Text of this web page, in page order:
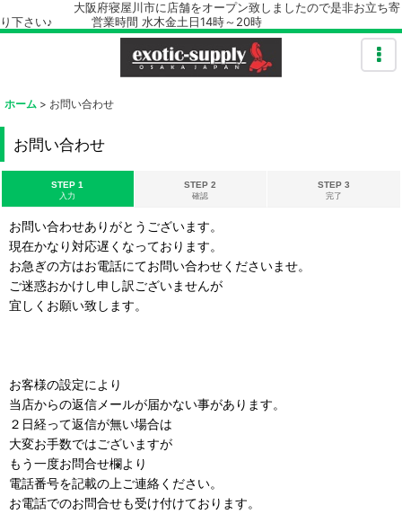
大阪府寝屋川市に店舗をオープン致しましたので是非お立ち寄
り下さい♪ 営業時間 水木金土日14時～20時
ホーム > お問い合わせ
お問い合わせ
STEP 1
入力
STEP 2
確認
STEP 3
完了
お問い合わせありがとうございます。
現在かなり対応遅くなっております。
お急ぎの方はお電話にてお問い合わせくださいませ。
ご迷惑おかけし申し訳ございませんが
宜しくお願い致します。
お客様の設定により
当店からの返信メールが届かない事があります。
２日経って返信が無い場合は
大変お手数ではございますが
もう一度お問合せ欄より
電話番号を記載の上ご連絡ください。
お電話でのお問合せも受け付けております。